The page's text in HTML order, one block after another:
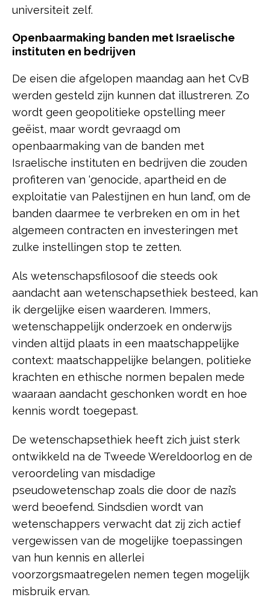
universiteit zelf.
Openbaarmaking banden met Israelische
instituten en bedrijven
De eisen die afgelopen maandag aan het CvB
werden gesteld zijn kunnen dat illustreren. Zo
wordt geen geopolitieke opstelling meer
geëist, maar wordt gevraagd om
openbaarmaking van de banden met
Israelische instituten en bedrijven die zouden
profiteren van ‘genocide, apartheid en de
exploitatie van Palestijnen en hun land’, om de
banden daarmee te verbreken en om in het
algemeen contracten en investeringen met
zulke instellingen stop te zetten.
Als wetenschapsfilosoof die steeds ook
aandacht aan wetenschapsethiek besteed, kan
ik dergelijke eisen waarderen. Immers,
wetenschappelijk onderzoek en onderwijs
vinden altijd plaats in een maatschappelijke
context: maatschappelijke belangen, politieke
krachten en ethische normen bepalen mede
waaraan aandacht geschonken wordt en hoe
kennis wordt toegepast.
De wetenschapsethiek heeft zich juist sterk
ontwikkeld na de Tweede Wereldoorlog en de
veroordeling van misdadige
pseudowetenschap zoals die door de nazi’s
werd beoefend. Sindsdien wordt van
wetenschappers verwacht dat zij zich actief
vergewissen van de mogelijke toepassingen
van hun kennis en allerlei
voorzorgsmaatregelen nemen tegen mogelijk
misbruik ervan.